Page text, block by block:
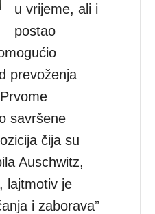
u vrijeme, ali i
postao
prevoženja
savršene
čija su
Auschwitz,
lajtmotiv je
i zaborava”